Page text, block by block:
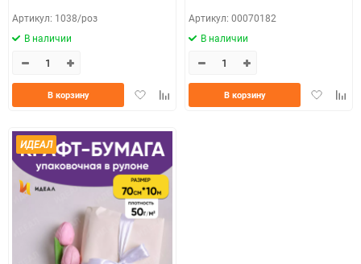
Артикул: 1038/роз
В наличии
ДобавитьДобавить
В корзину
Артикул: 00070182
В наличии
Добавить
В корзину
ИДЕАЛ